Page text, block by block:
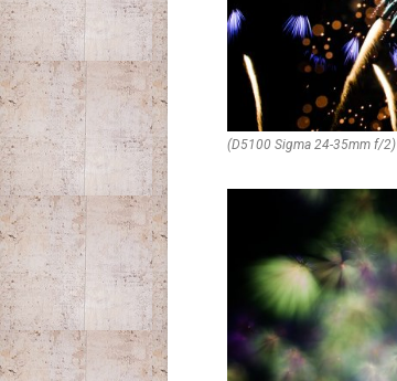
(D5100 Sigma 24-35mm f/2)